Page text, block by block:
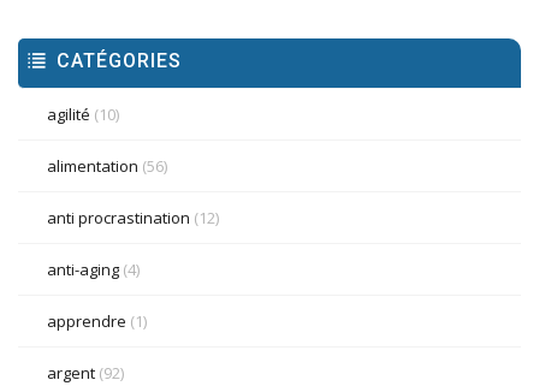
CATÉGORIES
agilité (10)
alimentation (56)
anti procrastination (12)
anti-aging (4)
apprendre (1)
argent (92)